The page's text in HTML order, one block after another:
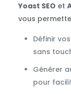
Yoast SEO et
vous
Définir vos
sans
Générer
pour